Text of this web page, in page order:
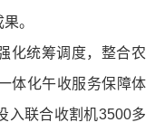
。
化统筹调度，整合农
体化午收服务保障体
入联合收割机3500多